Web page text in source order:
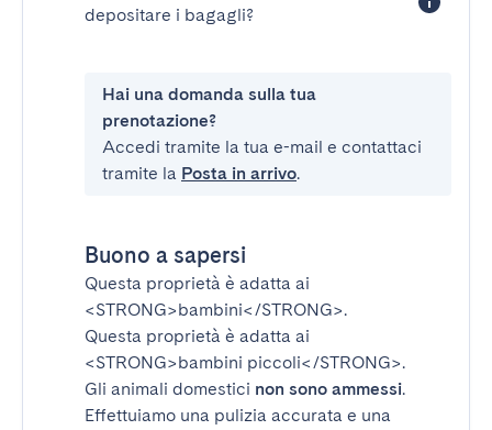
depositare i bagagli?
Hai una domanda sulla tua
prenotazione?
Accedi tramite la tua e-mail e contattaci
tramite la Posta in arrivo.
Buono a sapersi
Questa proprietà è adatta ai
<STRONG>bambini</STRONG>.
Questa proprietà è adatta ai
<STRONG>bambini piccoli</STRONG>.
Gli animali domestici non sono ammessi.
Effettuiamo una pulizia accurata e una